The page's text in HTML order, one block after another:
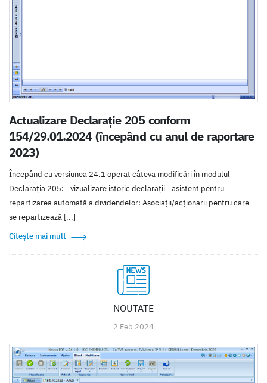
Actualizare Declarație 205 conform
154/29.01.2024 (începând cu anul de raportare
2023)
Începând cu versiunea 24.1 operat câteva modificări în modulul
Declarația 205: - vizualizare istoric declarații - asistent pentru
repartizarea automată a dividendelor: Asociații/acționarii pentru care
se repartizează [...]
Citește mai mult
NOUTATE
2 Feb 2024